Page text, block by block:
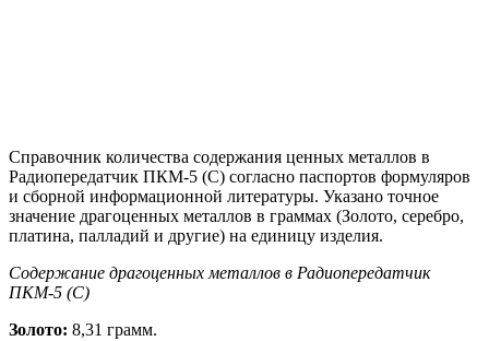
Справочник количества содержания ценных металлов в
Радиопередатчик ПКМ-5 (С) согласно паспортов формуляров
и сборной информационной литературы. Указано точное
значение драгоценных металлов в граммах (Золото, серебро,
платина, палладий и другие) на единицу изделия.
Содержание драгоценных металлов в Радиопередатчик
ПКМ-5 (С)
Золото: 8,31 грамм.